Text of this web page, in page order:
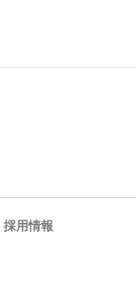
採用情報